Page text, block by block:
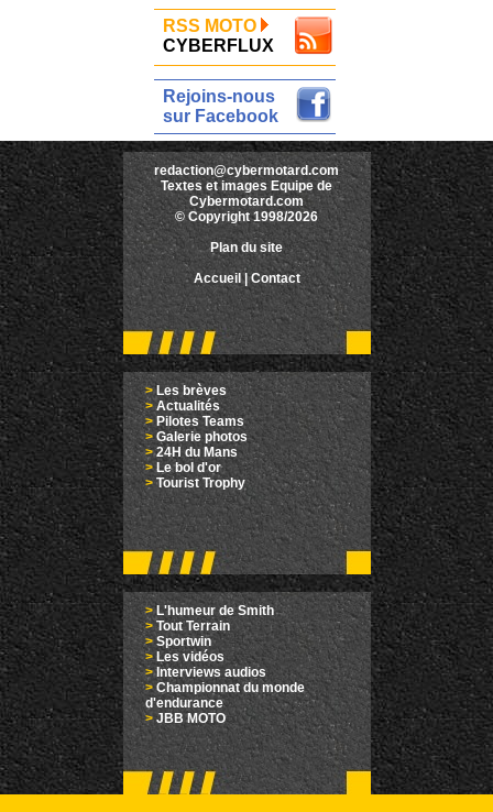
RSS MOTO
CYBERFLUX
Rejoins-nous
sur Facebook
redaction@cybermotard.com
Textes et images Equipe de
Cybermotard.com
© Copyright 1998/2026
Plan du site
Accueil |Contact
>Les brèves
> Actualités
> Pilotes Teams
>Galerie photos
>24H du Mans
>Le bol d'or
> Tourist Trophy
>L'humeur de Smith
> Tout Terrain
> Sportwin
> Les vidéos
> Interviews audios
>Championnat du monde
d'endurance
> JBB MOTO